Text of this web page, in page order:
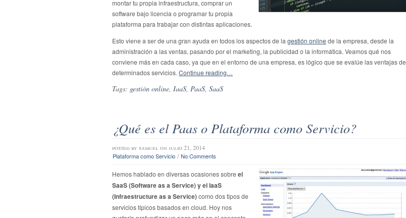
montar tu propia infraestructura, comprar un
software bajo licencia o programar tu propia
plataforma para trabajar con distintas aplicaciones.
Esto viene a ser de una gran ayuda en todos los aspectos de la gestión online de la empresa, desde la
administración a las ventas, pasando por el marketing, la publicidad o la informática. Veamos qué nos
conviene más en cada caso, ya que en el entorno de una empresa, es lógico que se evalúe las ventajas de
determinados servicios. Continue reading…
Tags: gestión online, IaaS, PaaS, SaaS
¿Qué es el Paas o Plataforma como Servicio?
posted by samuel on julio 21, 2014
Plataforma como Servicio / No Comments
Hemos hablado en diversas ocasiones sobre el
SaaS (Software as a Service) y el IaaS
(Infraestructure as a Service)como dos tipos de
servicios típicos basados en cloud. Hoy nos